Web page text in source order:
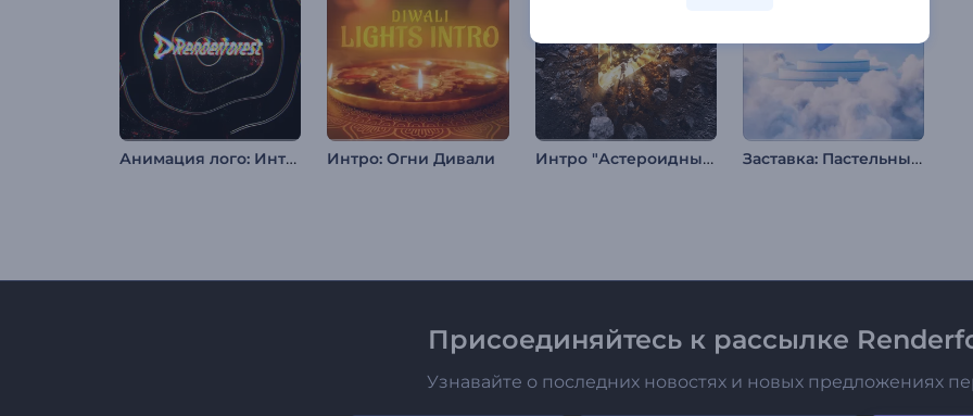
Анимация лого: Интерференция в стиле глитч Интро: Огни Дивали Интро "Астероидный Удар" Заставка: Пастельные облака
Присоединяйтесь к рассылке
Узнавайте о последних новостях и новых предложениях